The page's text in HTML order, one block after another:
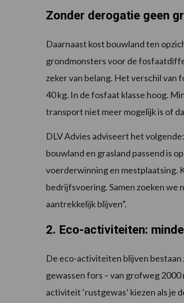
Zonder derogatie geen
Daarnaast kost bouwland ten
grondmonsters voor de
zeker van belang. Het verschil
40 kg. In de fosfaat klasse hoog.
transport niet meer mogelijk is of
DLV Advies adviseert het
bouwland en grasland passend is
voerderwinning en mestplaatsing.
bedrijfsvoering. Samen zoeken we
aantrekkelijk blijven”.
2. Eco-activiteiten:
De eco-activiteiten blijven bestaan
gewassen fors – van grofweg 2000
activiteit ‘rustgewas’ kiezen als je